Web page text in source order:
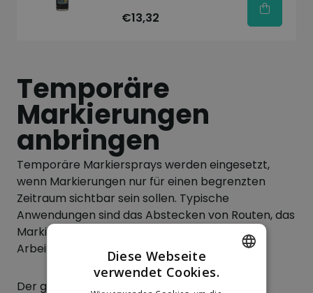
€13,32
Temporäre
Markierungen
anbringen
Temporäre Markiersprays werden eingesetzt,
wenn Markierungen nur für einen begrenzten
Zeitraum sichtbar sein sollen. Typische
Anwendungen sind das Abstecken von Routen, das
Markieren von Containerstellplätzen,
Arbeitszonen oder Veranstaltungsflächen.
Der große Vorteil gegenüber permanenter
DUTCH
Diese Webseite
verwendet Cookies.